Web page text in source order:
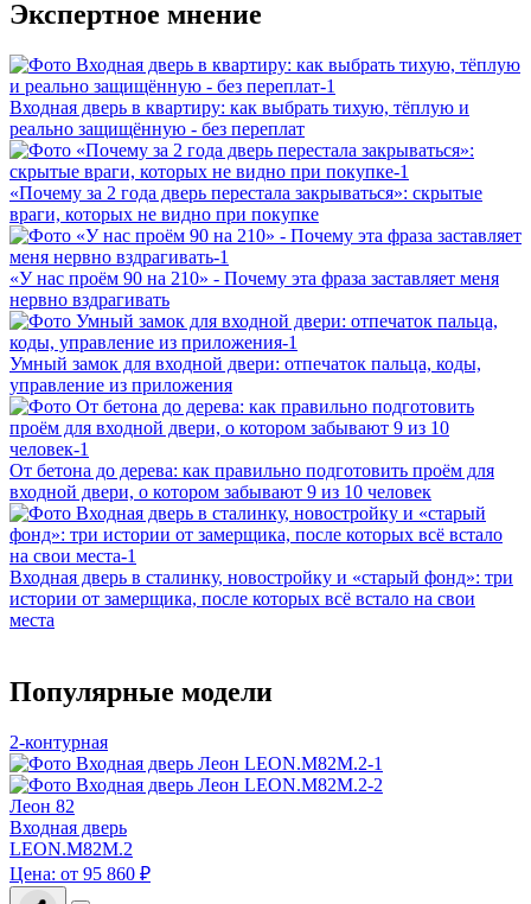
Экспертное мнение
Входная дверь в квартиру: как выбрать тихую, тёплую и
реально защищённую - без переплат
«Почему за 2 года дверь перестала закрываться»: скрытые
враги, которых не видно при покупке
«У нас проём 90 на 210» - Почему эта фраза заставляет меня
нервно вздрагивать
Умный замок для входной двери: отпечаток пальца, коды,
управление из приложения
От бетона до дерева: как правильно подготовить проём для
входной двери, о котором забывают 9 из 10 человек
Входная дверь в сталинку, новостройку и «старый фонд»: три
истории от замерщика, после которых всё встало на свои
места
Популярные модели
2-контурная
Леон 82
Входная дверь
LEON.M82M.2
Цена: от 95 860 ₽